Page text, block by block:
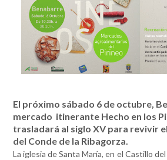
El próximo sábado 6 de octubre,
mercado itinerante Hecho en los
trasladará al siglo XV para revivir
del Conde de la Ribagorza.
La iglesia de Santa María, en el Castillo